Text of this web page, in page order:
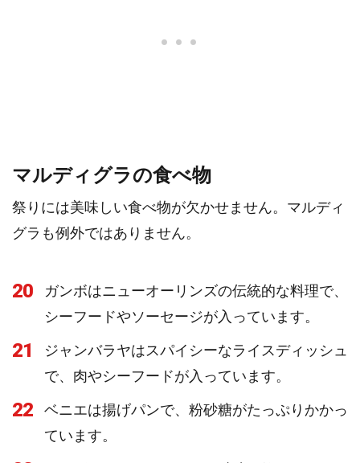
マルディグラの食べ物
祭りには美味しい食べ物が欠かせません。マルディ
グラも例外ではありません。
20
ガンボはニューオーリンズの伝統的な料理で、
シーフードやソーセージが入っています。
21
ジャンバラヤはスパイシーなライスディッシュ
で、肉やシーフードが入っています。
22
ベニエは揚げパンで、粉砂糖がたっぷりかかっ
ています。